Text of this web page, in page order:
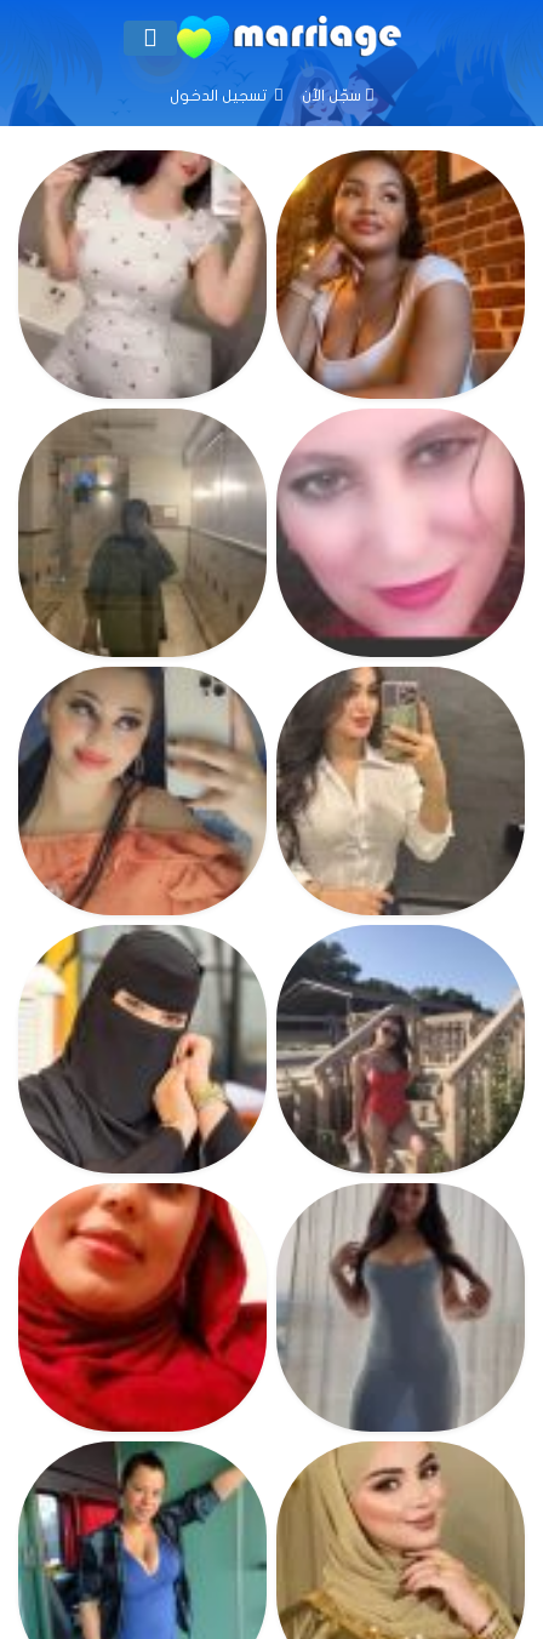
سجّل الآن تسجيل الدخول